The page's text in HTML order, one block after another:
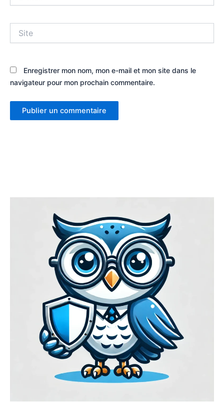
Enregistrer mon nom, mon e-mail et mon site dans le
navigateur pour mon prochain commentaire.